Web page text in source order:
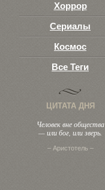
Хоррор
Сериалы
Космос
Все Теги
ЦИТАТА ДНЯ
Человек вне общества
— или бог, или зверь.
– Аристотель –